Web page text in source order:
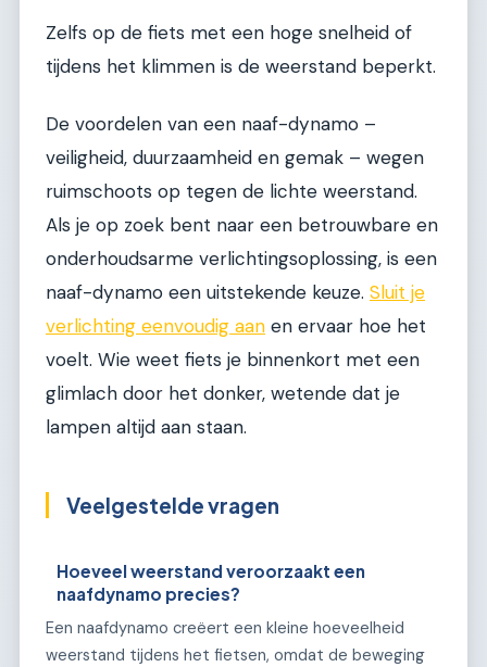
Zelfs op de fiets met een hoge snelheid of
tijdens het klimmen is de weerstand beperkt.
De voordelen van een naaf-dynamo –
veiligheid, duurzaamheid en gemak – wegen
ruimschoots op tegen de lichte weerstand.
Als je op zoek bent naar een betrouwbare en
onderhoudsarme verlichtingsoplossing, is een
naaf-dynamo een uitstekende keuze. Sluit je
verlichting eenvoudig aan en ervaar hoe het
voelt. Wie weet fiets je binnenkort met een
glimlach door het donker, wetende dat je
lampen altijd aan staan.
Veelgestelde vragen
Hoeveel weerstand veroorzaakt een
naafdynamo precies?
Een naafdynamo creëert een kleine hoeveelheid
weerstand tijdens het fietsen, omdat de beweging